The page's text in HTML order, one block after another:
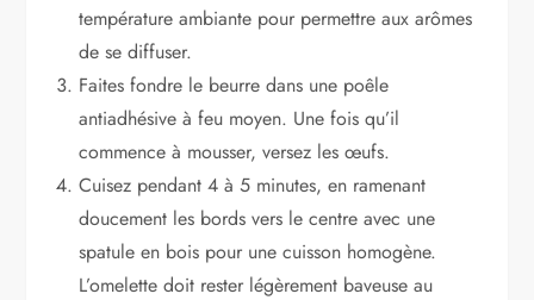
température ambiante pour permettre aux arômes
de se diffuser.
Faites fondre le beurre dans une poêle
antiadhésive à feu moyen. Une fois qu’il
commence à mousser, versez les œufs.
Cuisez pendant 4 à 5 minutes, en ramenant
doucement les bords vers le centre avec une
spatule en bois pour une cuisson homogène.
L’omelette doit rester légèrement baveuse au